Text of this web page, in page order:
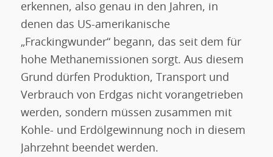
erkennen, also genau in den Jahren, in
denen das US-amerikanische
„Frackingwunder“ begann, das seit dem für
hohe Methanemissionen sorgt. Aus diesem
Grund dürfen Produktion, Transport und
Verbrauch von Erdgas nicht vorangetrieben
werden, sondern müssen zusammen mit
Kohle- und Erdölgewinnung noch in diesem
Jahrzehnt beendet werden.